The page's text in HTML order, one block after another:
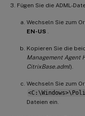
Fügen Sie die ADML-
Wechseln Sie zum
EN-US
Kopieren Sie die
Management Agent
CitrixBase.adml).
Wechseln Sie zum
Dateien ein.